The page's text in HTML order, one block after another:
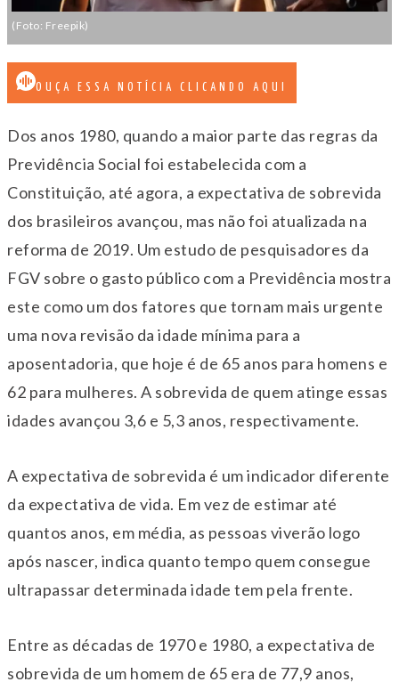
(Foto: Freepik)
OUÇA ESSA NOTÍCIA CLICANDO AQUI
Dos anos 1980, quando a maior parte das regras da
Previdência Social foi estabelecida com a
Constituição, até agora, a expectativa de sobrevida
dos brasileiros avançou, mas não foi atualizada na
reforma de 2019. Um estudo de pesquisadores da
FGV sobre o gasto público com a Previdência mostra
este como um dos fatores que tornam mais urgente
uma nova revisão da idade mínima para a
aposentadoria, que hoje é de 65 anos para homens e
62 para mulheres. A sobrevida de quem atinge essas
idades avançou 3,6 e 5,3 anos, respectivamente.
A expectativa de sobrevida é um indicador diferente
da expectativa de vida. Em vez de estimar até
quantos anos, em média, as pessoas viverão logo
após nascer, indica quanto tempo quem consegue
ultrapassar determinada idade tem pela frente.
Entre as décadas de 1970 e 1980, a expectativa de
sobrevida de um homem de 65 era de 77,9 anos,